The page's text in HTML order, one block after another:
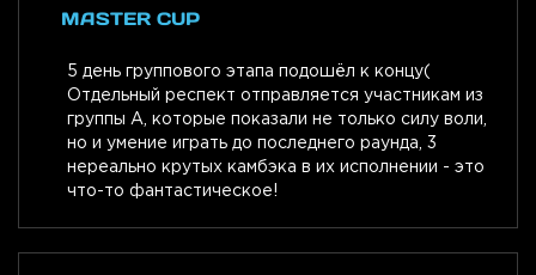
MASTER CUP
5 день группового этапа подошёл к концу(
Отдельный респект отправляется участникам из
группы А, которые показали не только силу воли,
но и умение играть до последнего раунда, 3
нереально крутых камбэка в их исполнении - это
что-то фантастическое!